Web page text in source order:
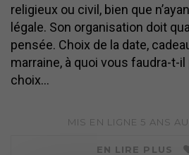
religieux ou civil, bien que
légale. Son organisation doit
pensée. Choix de la date,
marraine, à quoi vous faudra-t-il
choix…
MIS EN LIGNE 5 ANS
EN LIRE PLUS